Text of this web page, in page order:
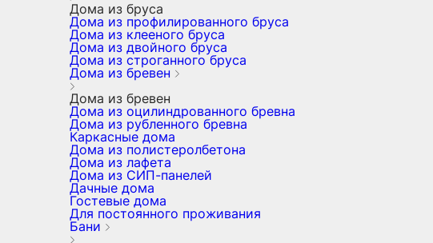
Дома из бруса
Дома из профилированного бруса
Дома из клееного бруса
Дома из двойного бруса
Дома из строганного бруса
Дома из бревен
Дома из бревен
Дома из оцилиндрованного бревна
Дома из рубленного бревна
Каркасные дома
Дома из полистеролбетона
Дома из лафета
Дома из СИП-панелей
Дачные дома
Гостевые дома
Для постоянного проживания
Бани